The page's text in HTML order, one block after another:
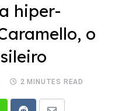
hiper-
o
2 MINUTES READ